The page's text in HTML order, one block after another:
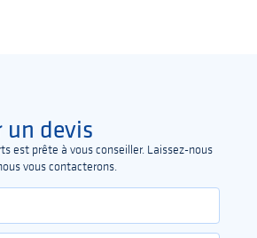
un devis
est prête à vous conseiller. Laissez-nous
vous contacterons.